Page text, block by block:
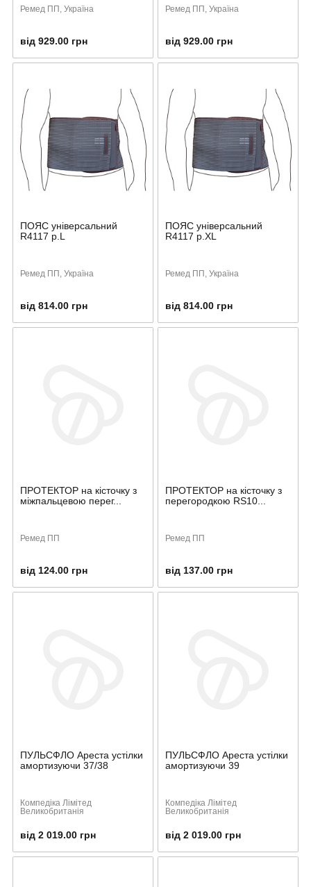
Ремед ПП, Україна
від 929.00 грн
Ремед ПП, Україна
від 929.00 грн
ПОЯС універсальний
R4117 р.L
Ремед ПП, Україна
від 814.00 грн
ПОЯС універсальний
R4117 р.XL
Ремед ПП, Україна
від 814.00 грн
ПРОТЕКТОР на кісточку з
міжпальцевою перег...
Ремед ПП
від 124.00 грн
ПРОТЕКТОР на кісточку з
перегородкою RS10...
Ремед ПП
від 137.00 грн
ПУЛЬСФЛО Ареста устілки
амортизуючи 37/38
Компедіка Лімітед
Великобританія
від 2 019.00 грн
ПУЛЬСФЛО Ареста устілки
амортизуючи 39
Компедіка Лімітед
Великобританія
від 2 019.00 грн